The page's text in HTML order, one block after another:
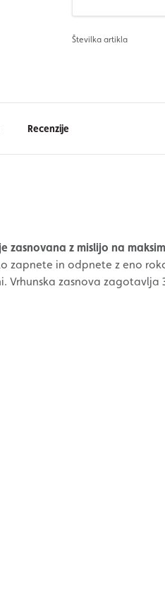
Številka artikla
Recenzije
zasnovana z mislijo na
in odpnete z eno
zasnova zagotavlja